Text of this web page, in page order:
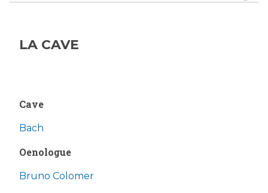
LA CAVE
Cave
Bach
Oenologue
Bruno Colomer